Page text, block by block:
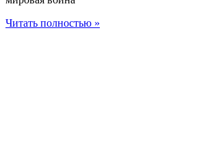
Читать полностью »